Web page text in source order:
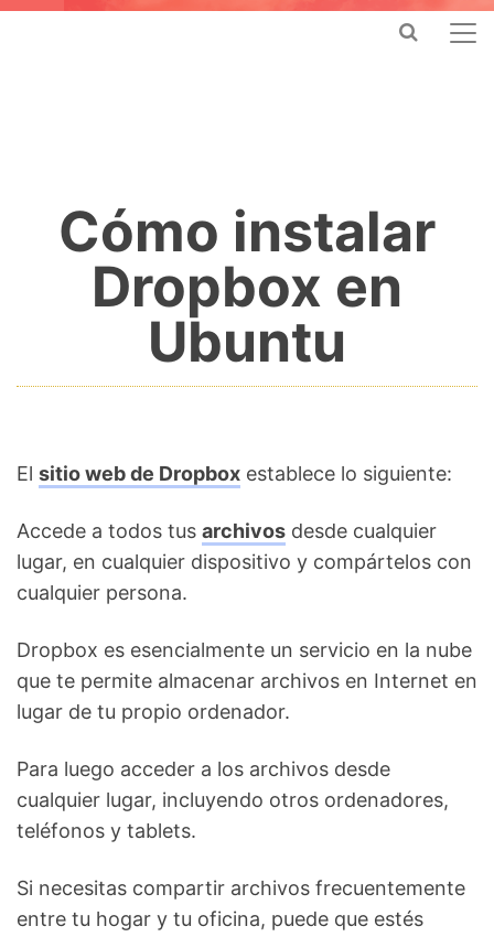
Cómo instalar
Dropbox en
Ubuntu
El sitio web de Dropbox establece lo siguiente:
Accede a todos tus archivos desde cualquier
lugar, en cualquier dispositivo y compártelos con
cualquier persona.
Dropbox es esencialmente un servicio en la nube
que te permite almacenar archivos en Internet en
lugar de tu propio ordenador.
Para luego acceder a los archivos desde
cualquier lugar, incluyendo otros ordenadores,
teléfonos y tablets.
Si necesitas compartir archivos frecuentemente
entre tu hogar y tu oficina, puede que estés